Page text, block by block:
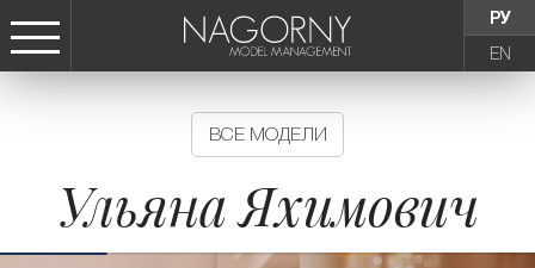
РУ
EN
СТАТЬ МОДЕЛЬЮ
ТИНЕЙДЖЕРЫ
ВСЕ МОДЕЛИ
Ульяна Яхимович